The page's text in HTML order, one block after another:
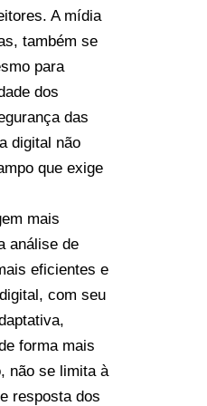
A mídia
também se
para
dos
das
digital não
que exige
mais
análise de
eficientes e
com seu
forma mais
não se limita à
resposta dos